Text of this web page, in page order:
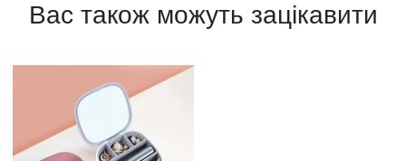
Вас також можуть зацікавити